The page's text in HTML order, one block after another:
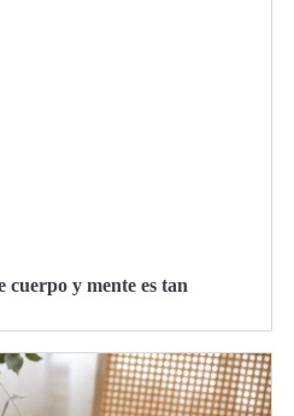
y mente es tan